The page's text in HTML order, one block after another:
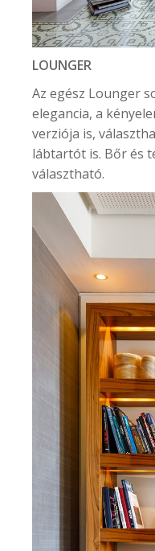
LOUNGER
Az egész Lounger
elegancia, a
verziója is,
lábtartót is. Bőr és
választható.